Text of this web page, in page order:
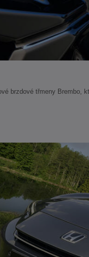
brzdové třmeny Brembo,